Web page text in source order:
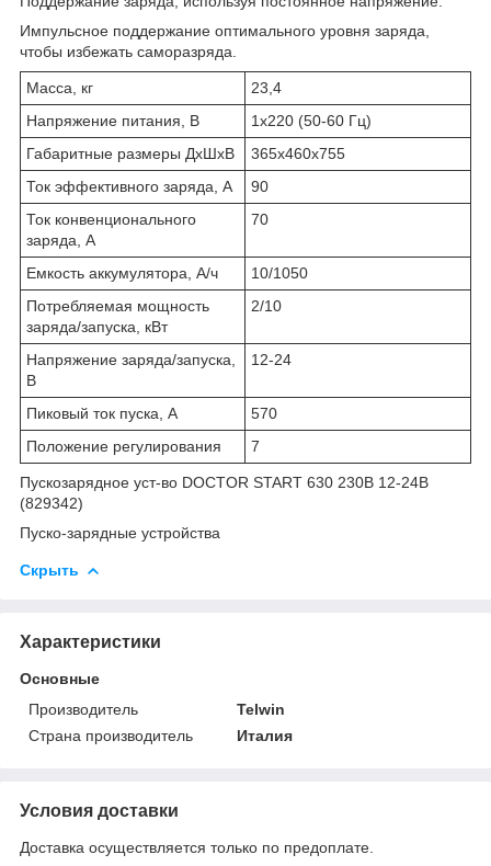
Импульсное поддержание оптимального уровня заряда,
чтобы избежать саморазряда.
Масса, кг
23,4
Напряжение питания, В
1х220 (50-60 Гц)
Габаритные размеры ДхШхВ
365х460х755
Ток эффективного заряда, А
90
Ток конвенционального
заряда, А
70
Емкость аккумулятора, А/ч
10/1050
Потребляемая мощность
заряда/запуска, кВт
2/10
Напряжение заряда/запуска,
В
12-24
Пиковый ток пуска, А
570
Положение регулирования
7
Пускозарядное уст-во DOCTOR START 630 230В 12-24В
(829342)
Пуско-зарядные устройства
Скрыть
Характеристики
Основные
Производитель
Telwin
Страна производитель
Италия
Условия доставки
Доставка осуществляется только по предоплате.